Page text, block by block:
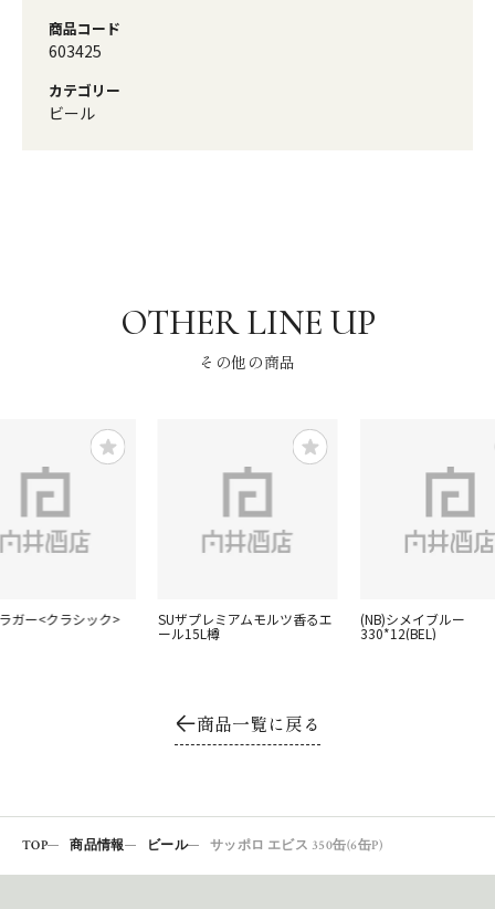
商品コード
603425
カテゴリー
ビール
その他の商品
ガー<クラシック> SUザプレミアムモルツ香るエ
ール15L樽
(NB)シメイブルー
330*12(BEL)
商品一覧に戻る
TOP 商品情報 ビール サッポロ エビス 350缶(6缶P)